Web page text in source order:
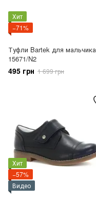
Хит
−71%
Туфли Bartek для мальчика
15671/N2
495 грн 1 699 грн
Хит
−57%
Видео